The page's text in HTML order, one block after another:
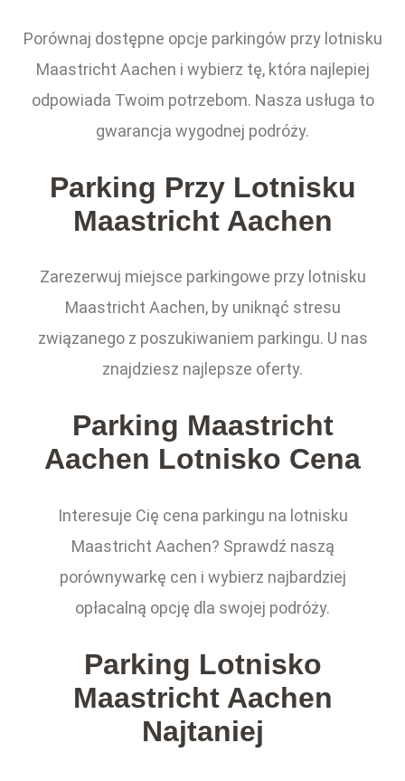
Porównaj dostępne opcje parkingów przy lotnisku
Maastricht Aachen i wybierz tę, która najlepiej
odpowiada Twoim potrzebom. Nasza usługa to
gwarancja wygodnej podróży.
Parking Przy Lotnisku
Maastricht Aachen
Zarezerwuj miejsce parkingowe przy lotnisku
Maastricht Aachen, by uniknąć stresu
związanego z poszukiwaniem parkingu. U nas
znajdziesz najlepsze oferty.
Parking Maastricht
Aachen Lotnisko Cena
Interesuje Cię cena parkingu na lotnisku
Maastricht Aachen? Sprawdź naszą
porównywarkę cen i wybierz najbardziej
opłacalną opcję dla swojej podróży.
Parking Lotnisko
Maastricht Aachen
Najtaniej